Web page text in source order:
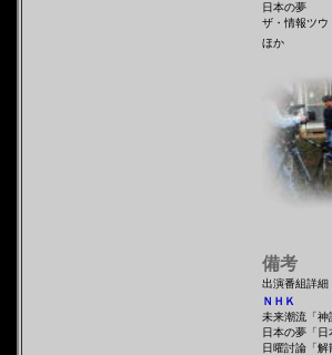
日本の夢
ザ・情報ツウ
ほか
備考
出演番組詳細
ＮＨＫ
未来潮流「神
日本の夢「日
日曜討論「解